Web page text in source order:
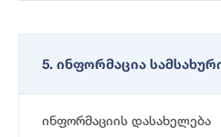
5. ინფორმაცია
ინფორმაციის დასახელება